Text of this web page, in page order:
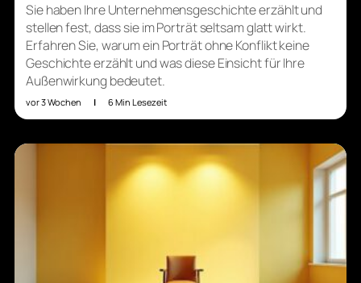
Sie haben Ihre Unternehmensgeschichte erzählt und
stellen fest, dass sie im Porträt seltsam glatt wirkt.
Erfahren Sie, warum ein Porträt ohne Konflikt keine
Geschichte erzählt und was diese Einsicht für Ihre
Außenwirkung bedeutet.
vor 3 Wochen | 6 Min Lesezeit